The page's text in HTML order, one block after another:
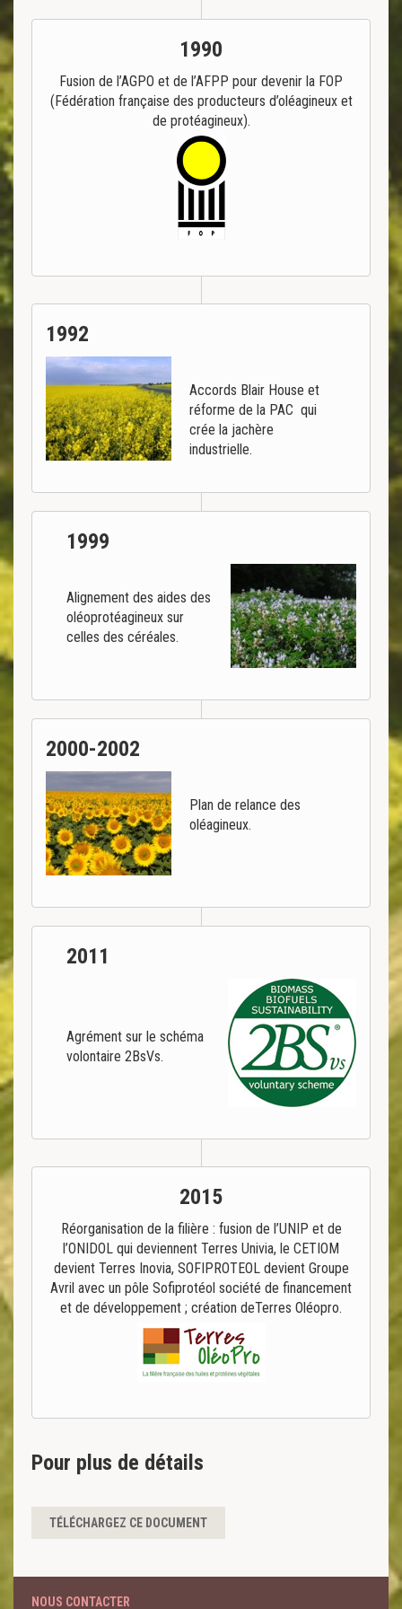
1990
Fusion de l’AGPO et de l’AFPP pour devenir la FOP
(Fédération française des producteurs d’oléagineux et
de protéagineux).
1992
Accords Blair House et
réforme de la PAC qui
crée la jachère
industrielle.
1999
Alignement des aides des
oléoprotéagineux sur
celles des céréales.
2000-2002
Plan de relance des
oléagineux.
2011
Agrément sur le schéma
volontaire 2BsVs.
2015
Réorganisation de la filière : fusion de l’UNIP et de
l’ONIDOL qui deviennent Terres Univia, le CETIOM
devient Terres Inovia, SOFIPROTEOL devient Groupe
Avril avec un pôle Sofiprotéol société de financement
et de développement ; création deTerres Oléopro.
Pour plus de détails
TÉLÉCHARGEZ CE DOCUMENT
NOUS CONTACTER